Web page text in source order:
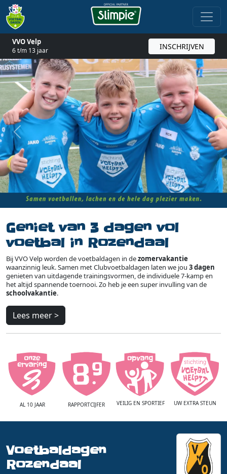
VVO Velp
6 t/m 13 jaar INSCHRIJVEN
Geniet van 3 dagen vol
voetbal in Rozendaal
Bij VVO Velp worden de voetbaldagen in dezomervakantie
waanzinnig leuk. Samen met Clubvoetbaldagen laten we jou 3 dagen
genieten van uitdagende trainingsvormen, de individuele 7-kamp en
het altijd spannende toernooi. Zo heb je een super invulling van de
schoolvakantie.
Lees meer >
AL 10 JAAR RAPPORTCIJFER VEILIG EN SPORTIEF UW EXTRA STEUN
Voetbaldagen
Rozendaal